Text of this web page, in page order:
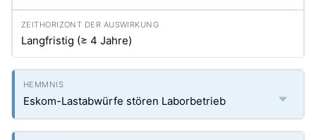
Langfristig (≥ 4 Jahre)
Eskom-Lastabwürfe stören Laborbetrieb